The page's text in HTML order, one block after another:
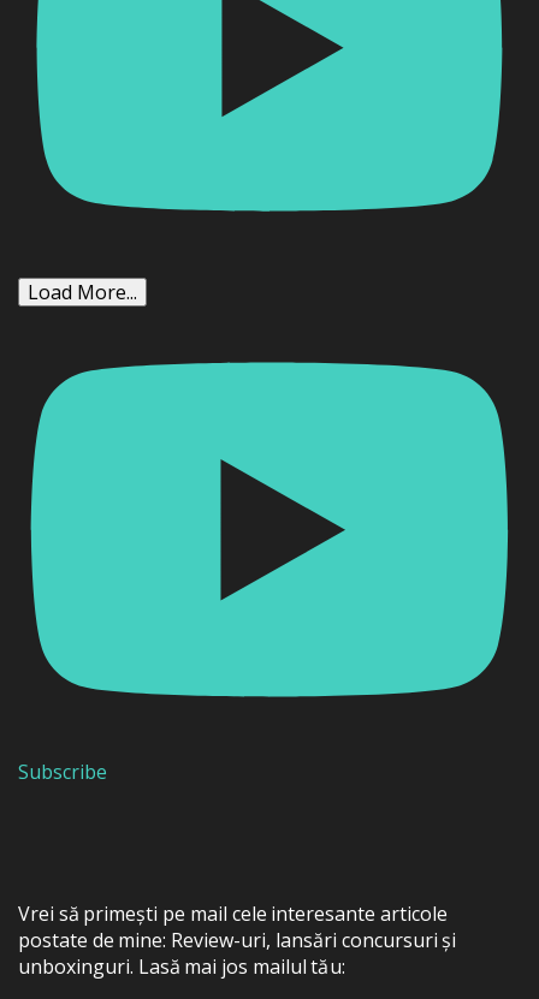
Load More...
Subscribe
Vrei să primești pe mail cele interesante articole
postate de mine: Review-uri, lansări concursuri și
unboxinguri. Lasă mai jos mailul tău: